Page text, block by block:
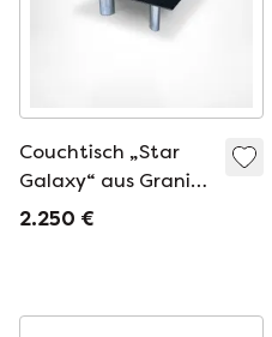
Couchtisch „Star
Galaxy“ aus Granit
und gebürstetem
Deutschland, 1980er
2.250 €